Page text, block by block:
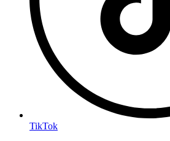
TikTok